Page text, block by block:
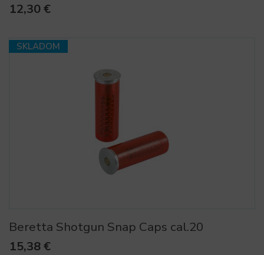
12,30 €
SKLADOM
Beretta Shotgun Snap Caps cal.20
15,38 €